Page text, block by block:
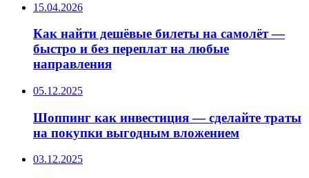
15.04.2026
Как найти дешёвые билеты на самолёт —
быстро и без переплат на любые
направления
05.12.2025
Шоппинг как инвестиция — сделайте траты
на покупки выгодным вложением
03.12.2025